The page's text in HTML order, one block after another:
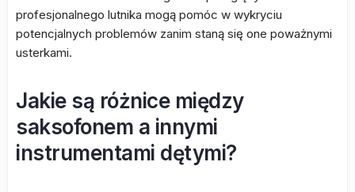
profesjonalnego lutnika mogą pomóc w wykryciu
potencjalnych problemów zanim staną się one poważnymi
usterkami.
Jakie są różnice między
saksofonem a innymi
instrumentami dętymi?